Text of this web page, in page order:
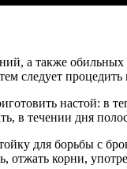
а также
следует
настой: в
в течении дня
для борьбы с
отжать корни,